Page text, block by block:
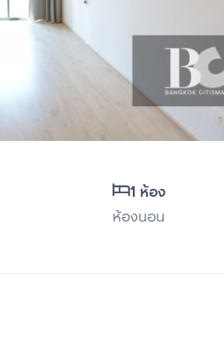
1 ห้อง
ห้องนอน